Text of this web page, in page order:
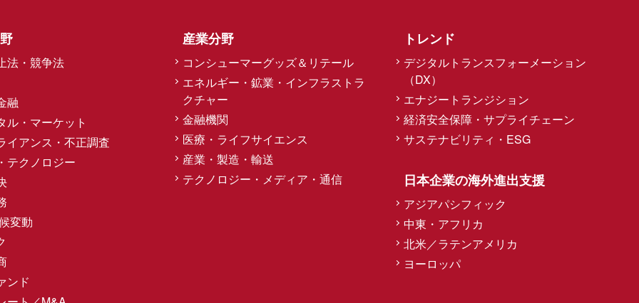
法・競争法
融
ル・マーケット
イアンス・不正調査
テクノロジー
変動
ンド
産業分野
コンシューマーグッズ＆リテール
エネルギー・鉱業・インフラストラ
クチャー
金融機関
医療・ライフサイエンス
産業・製造・輸送
テクノロジー・メディア・通信
トレンド
デジタルトランスフォーメーション
（DX）
エナジートランジション
経済安全保障・サプライチェーン
サステナビリティ・ESG
日本企業の海外進出支援
アジアパシフィック
中東・アフリカ
北米／ラテンアメリカ
ヨーロッパ